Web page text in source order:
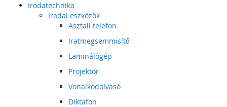
Irodatechnika
Irodai eszközök
Asztali telefon
Iratmegsemmisítő
Laminálógép
Projektor
Vonalkódolvasó
Diktafon